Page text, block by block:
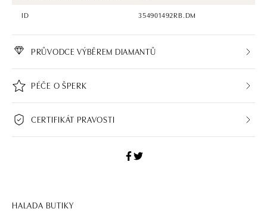
ID
354901492RB.DM
PRŮVODCE VÝBĚREM DIAMANTŮ
PÉČE O ŠPERK
CERTIFIKÁT PRAVOSTI
HALADA BUTIKY